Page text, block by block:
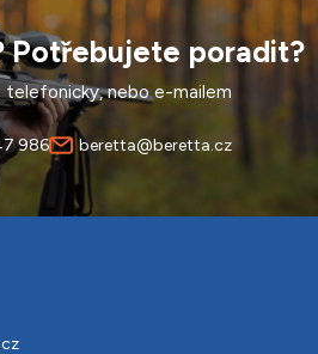
Potřebujete poradit?
nebo e-mailem
986 beretta@beretta.cz